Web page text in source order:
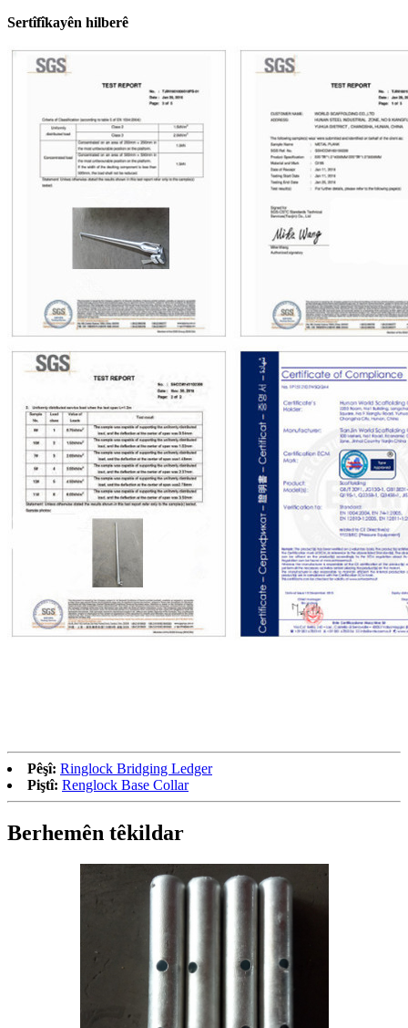
Sertîfîkayên hilberê
Pêşî: Ringlock Bridging Ledger
Piştî: Renglock Base Collar
Berhemên têkildar